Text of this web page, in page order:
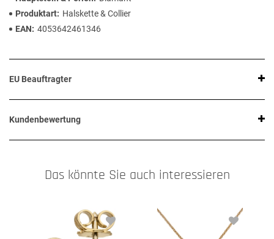
Produktart
Halskette & Collier
EAN
4053642461346
EU Beauftragter
Kundenbewertung
Das könnte Sie auch interessieren